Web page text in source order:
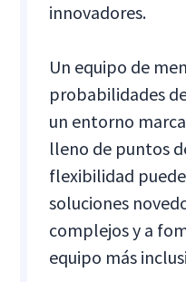
innovadores.
Un equipo de
probabilidades
un entorno
lleno de puntos
flexibilidad
soluciones
complejos y a
equipo más